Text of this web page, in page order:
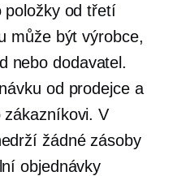
položky od třetí
může být výrobce,
nebo dodavatel.
od prodejce a
V
žádné zásoby
objednávky